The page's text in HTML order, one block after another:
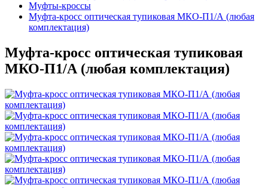
Муфты-кроссы
Муфта-кросс оптическая тупиковая МКО-П1/А (любая
комплектация)
Муфта-кросс оптическая тупиковая
МКО-П1/А (любая комплектация)